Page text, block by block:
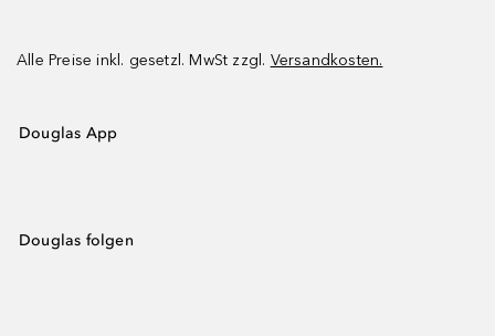
Alle Preise inkl. gesetzl. MwSt zzgl. Versandkosten.
Douglas App
Douglas folgen